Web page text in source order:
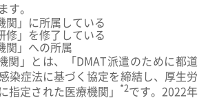
す。
関」に所属している
修」を修了している
関」への所属
関 」とは、「DMAT派遣のために都道
染症法に基づく協定を締結し、厚生労
指定された医療機関」
*2です。2022年